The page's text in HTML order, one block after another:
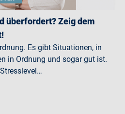
überfordert? Zeig dem
Es gibt Situationen, in
in Ordnung und sogar gut ist.